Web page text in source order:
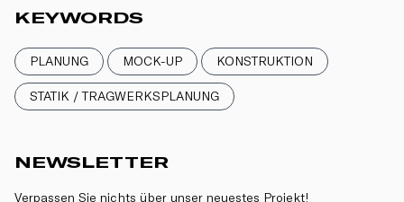
KEYWORDS
PLANUNG MOCK-UP KONSTRUKTION
STATIK / TRAGWERKSPLANUNG
NEWSLETTER
Verpassen Sie nichts über unser neuestes Projekt!